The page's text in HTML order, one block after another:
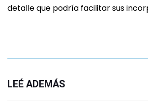
detalle que podría facilitar sus
LEÉ ADEMÁS